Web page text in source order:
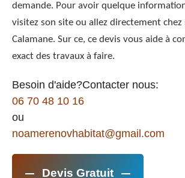
demande. Pour avoir quelque
visitez son site ou allez directement chez
Calamane. Sur ce, ce devis vous aide à
exact des travaux à faire.
Besoin d'aide?Contacter nous:
06 70 48 10 16
ou
noamerenovhabitat@gmail.com
Devis Gratuit